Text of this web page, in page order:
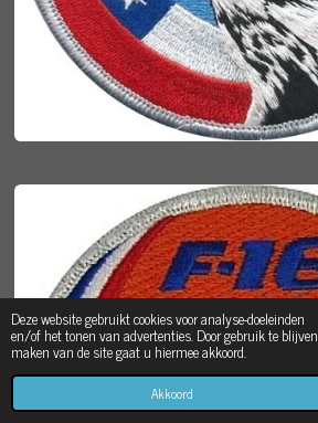
Deze website gebruikt cookies voor analyse-doeleinden
en/of het tonen van advertenties. Door gebruik te blijven
maken van de site gaat u hiermee akkoord.
Akkoord